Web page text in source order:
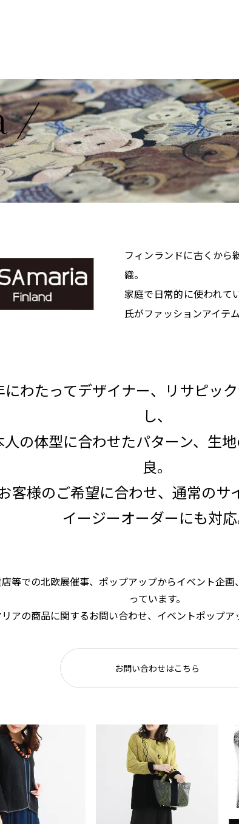
フィンランドに古くから
織。
家庭で日常的に使われて
氏がファッションアイテ
にわたってデザイナー、リサピッ
し、
人の体型に合わせたパターン、生
良。
客様のご希望に合わせ、通常のサ
イージーオーダーにも対応
等での北欧展催事、ポップアップからイベント企
っています。
リアの商品に関するお問い合わせ、イベントポップ
お問い合わせはこちら